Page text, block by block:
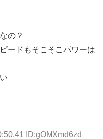
の？
ードもそこそこパワーは
ID:gOMXmd6zd